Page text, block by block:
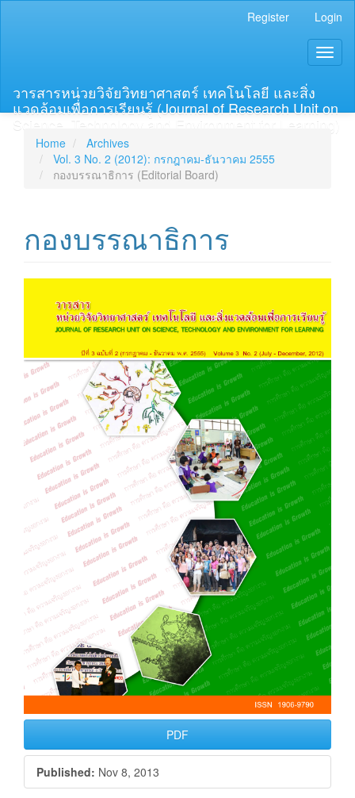
Register Login
วารสารหน่วยวิจัยวิทยาศาสตร์ เทคโนโลยี และสิ่ง
แวดล้อมเพื่อการเรียนรู้ (Journal of Research Unit on
Science, Technology and Environment for Learning)
Home
Archives
Vol. 3 No. 2 (2012): กรกฎาคม-ธันวาคม 2555
กองบรรณาธิการ (Editorial Board)
กองบรรณาธิการ
Article
Sidebar
PDF
Published: Nov 8, 2013